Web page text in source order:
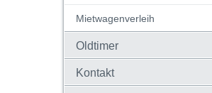
Mietwagenverleih
Oldtimer
Kontakt